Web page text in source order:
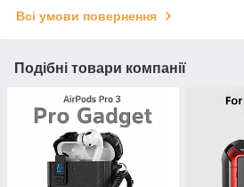
Всі умови повернення
Подібні товари компанії